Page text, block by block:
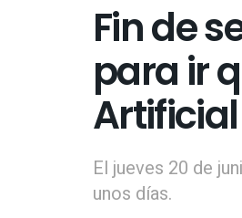
Fin de
para ir
Artificial
El jueves 20 de
unos días.